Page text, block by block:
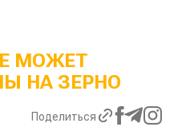
МОЖЕТ
НА ЗЕРНО
Поделиться